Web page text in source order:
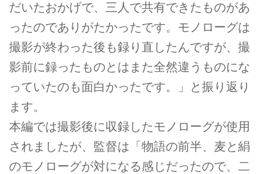
だいたおかげで、三人で共有できたものがあ
ったのでありがたかったです。モノローグは
撮影が終わった後も録り直したんですが、撮
影前に録ったものとはまた全然違うものにな
っていたのも面白かったです。」と振り返り
ます。
本編では撮影後に収録したモノローグが使用
されましたが、監督は「物語の前半、麦と絹
のモノローグが対になる感じだったので、二